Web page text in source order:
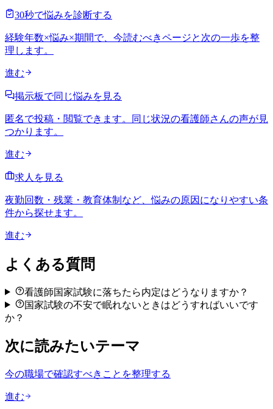
30秒で悩みを診断する
経験年数×悩み×期間で、今読むべきページと次の一歩を整
理します。
進む
掲示板で同じ悩みを見る
匿名で投稿・閲覧できます。同じ状況の看護師さんの声が見
つかります。
進む
求人を見る
夜勤回数・残業・教育体制など、悩みの原因になりやすい条
件から探せます。
進む
よくある質問
看護師国家試験に落ちたら内定はどうなりますか？
国家試験の不安で眠れないときはどうすればいいです
か？
次に読みたいテーマ
今の職場で確認すべきことを整理する
進む